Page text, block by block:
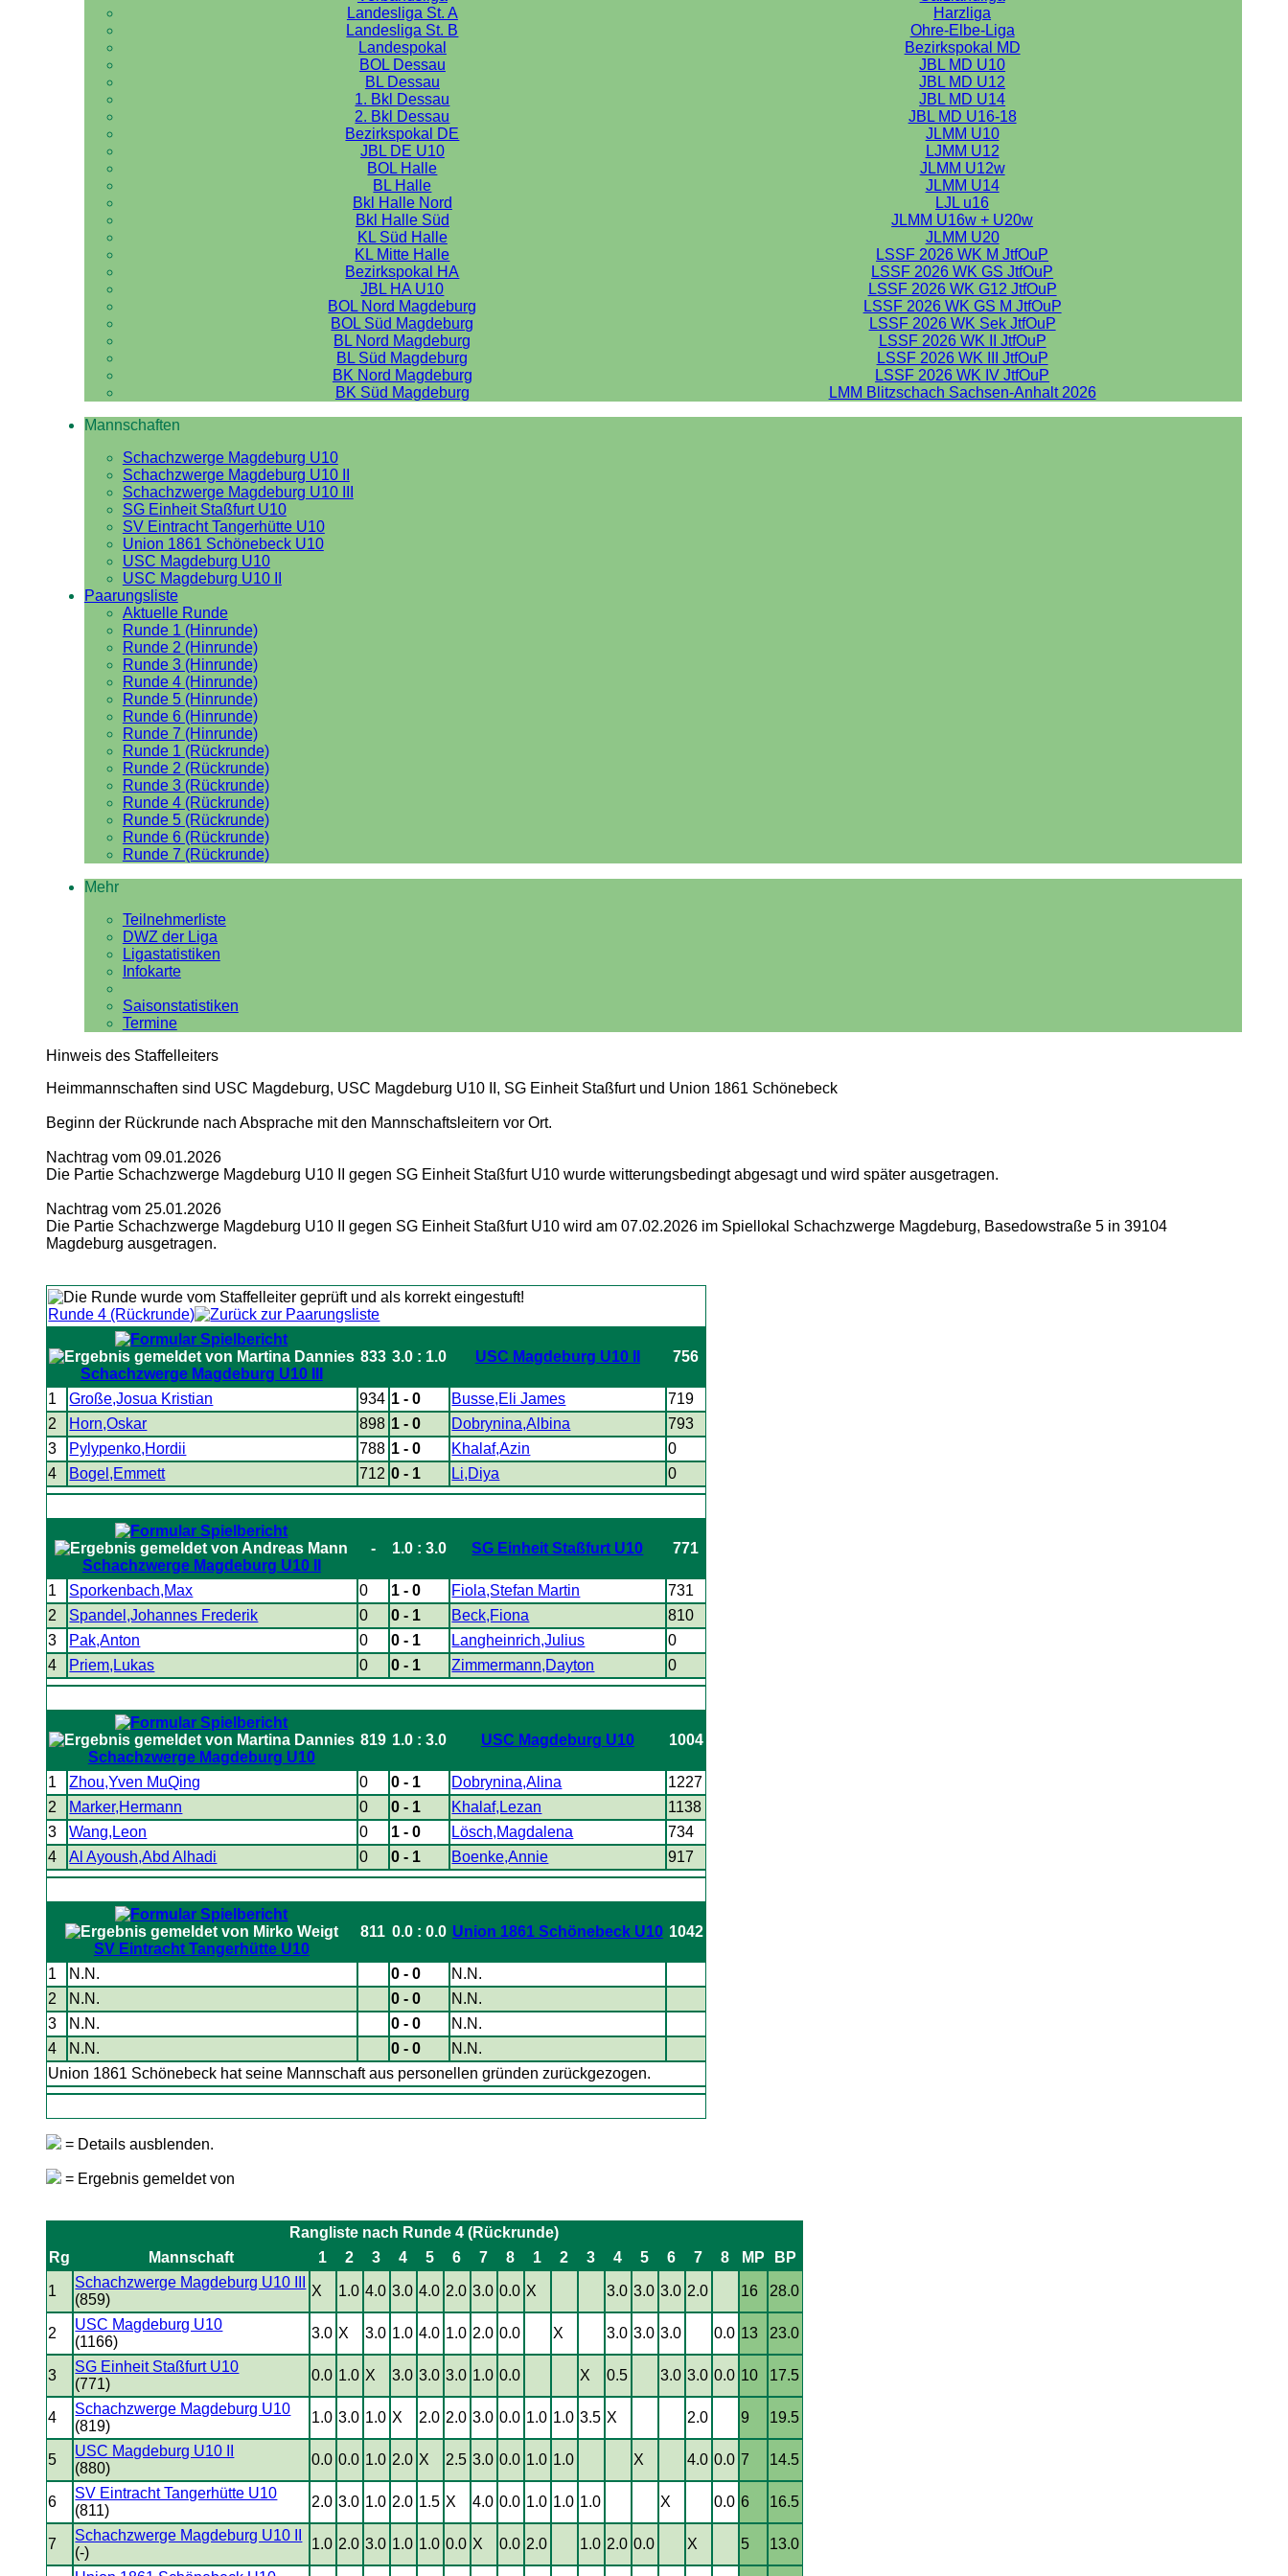
Landesliga St. A
Harzliga
Landesliga St. B
Ohre-Elbe-Liga
Landespokal
Bezirkspokal MD
BOL Dessau
JBL MD U10
BL Dessau
JBL MD U12
1. Bkl Dessau
JBL MD U14
2. Bkl Dessau
JBL MD U16-18
Bezirkspokal DE
JLMM U10
JBL DE U10
LJMM U12
BOL Halle
JLMM U12w
BL Halle
JLMM U14
Bkl Halle Nord
LJL u16
Bkl Halle Süd
JLMM U16w + U20w
KL Süd Halle
JLMM U20
KL Mitte Halle
LSSF 2026 WK M JtfOuP
Bezirkspokal HA
LSSF 2026 WK GS JtfOuP
JBL HA U10
LSSF 2026 WK G12 JtfOuP
BOL Nord Magdeburg
LSSF 2026 WK GS M JtfOuP
BOL Süd Magdeburg
LSSF 2026 WK Sek JtfOuP
BL Nord Magdeburg
LSSF 2026 WK II JtfOuP
BL Süd Magdeburg
LSSF 2026 WK III JtfOuP
BK Nord Magdeburg
LSSF 2026 WK IV JtfOuP
BK Süd Magdeburg
LMM Blitzschach Sachsen-Anhalt 2026
Mannschaften
Schachzwerge Magdeburg U10
Schachzwerge Magdeburg U10 II
Schachzwerge Magdeburg U10 III
SG Einheit Staßfurt U10
SV Eintracht Tangerhütte U10
Union 1861 Schönebeck U10
USC Magdeburg U10
USC Magdeburg U10 II
Paarungsliste
Aktuelle Runde
Runde 1 (Hinrunde)
Runde 2 (Hinrunde)
Runde 3 (Hinrunde)
Runde 4 (Hinrunde)
Runde 5 (Hinrunde)
Runde 6 (Hinrunde)
Runde 7 (Hinrunde)
Runde 1 (Rückrunde)
Runde 2 (Rückrunde)
Runde 3 (Rückrunde)
Runde 4 (Rückrunde)
Runde 5 (Rückrunde)
Runde 6 (Rückrunde)
Runde 7 (Rückrunde)
Mehr
Teilnehmerliste
DWZ der Liga
Ligastatistiken
Infokarte
Saisonstatistiken
Termine
Hinweis des Staffelleiters
Heimmannschaften sind USC Magdeburg, USC Magdeburg U10 II, SG Einheit Staßfurt und Union 1861 Schönebeck
Beginn der Rückrunde nach Absprache mit den Mannschaftsleitern vor Ort.
Nachtrag vom 09.01.2026
Die Partie Schachzwerge Magdeburg U10 II gegen SG Einheit Staßfurt U10 wurde witterungsbedingt abgesagt und wird später ausgetragen.
Nachtrag vom 25.01.2026
Die Partie Schachzwerge Magdeburg U10 II gegen SG Einheit Staßfurt U10 wird am 07.02.2026 im Spiellokal Schachzwerge Magdeburg, Basedowstraße 5 in 39104
Magdeburg ausgetragen.
Runde 4 (Rückrunde)
Schachzwerge Magdeburg U10 III
833 3.0 : 1.0 USC Magdeburg U10 II 756
1 Große,Josua Kristian 934 1 - 0 Busse,Eli James
719
2
Horn,Oskar 898 1 - 0 Dobrynina,Albina
793
3
Pylypenko,Hordii 788 1 - 0 Khalaf,Azin
0
4
Bogel,Emmett 712 0 - 1 Li,Diya 0
Schachzwerge Magdeburg U10 II
- 1.0 : 3.0 SG Einheit Staßfurt U10 771
1 Sporkenbach,Max 0 1 - 0 Fiola,Stefan Martin
731
2
Spandel,Johannes Frederik 0 0 - 1 Beck,Fiona
810
3
Pak,Anton 0 0 - 1 Langheinrich,Julius
0
4
Priem,Lukas 0 0 - 1 Zimmermann,Dayton 0
Schachzwerge Magdeburg U10
819 1.0 : 3.0 USC Magdeburg U10 1004
1 Zhou,Yven MuQing 0 0 - 1 Dobrynina,Alina
1227
2
Marker,Hermann 0 0 - 1 Khalaf,Lezan
1138
3
Wang,Leon 0 1 - 0 Lösch,Magdalena
734
4
Al Ayoush,Abd Alhadi 0 0 - 1 Boenke,Annie 917
SV Eintracht Tangerhütte U10
811 0.0 : 0.0 Union 1861 Schönebeck U10 1042
1 N.N. 0 - 0
N.N.
2
N.N. 0 - 0
N.N.
3
N.N. 0 - 0
N.N.
4
N.N. 0 - 0
N.N.
Union 1861 Schönebeck hat seine Mannschaft aus personellen gründen zurückgezogen.
= Details ausblenden.
= Ergebnis gemeldet von
Rangliste nach Runde 4 (Rückrunde)
Rg
Mannschaft 1 2 3 4 5 6 7 8 1 2 3 4 5 6 7 8 MP BP
1
Schachzwerge Magdeburg U10 III
(859)
X 1.0 4.0 3.0 4.0 2.0 3.0 0.0 X 3.0 3.0 3.0 2.0 16 28.0
2
USC Magdeburg U10
(1166)
3.0 X 3.0 1.0 4.0 1.0 2.0 0.0 X 3.0 3.0 3.0 0.0 13 23.0
3
SG Einheit Staßfurt U10
(771)
0.0 1.0 X 3.0 3.0 3.0 1.0 0.0 X 0.5 3.0 3.0 0.0 10 17.5
4
Schachzwerge Magdeburg U10
(819)
1.0 3.0 1.0 X 2.0 2.0 3.0 0.0 1.0 1.0 3.5 X 2.0 9 19.5
5
USC Magdeburg U10 II
(880)
0.0 0.0 1.0 2.0 X 2.5 3.0 0.0 1.0 1.0 X 4.0 0.0 7 14.5
6
SV Eintracht Tangerhütte U10
(811)
2.0 3.0 1.0 2.0 1.5 X 4.0 0.0 1.0 1.0 1.0 X 0.0 6 16.5
7
Schachzwerge Magdeburg U10 II
(-)
1.0 2.0 3.0 1.0 1.0 0.0 X 0.0 2.0 1.0 2.0 0.0 X 5 13.0